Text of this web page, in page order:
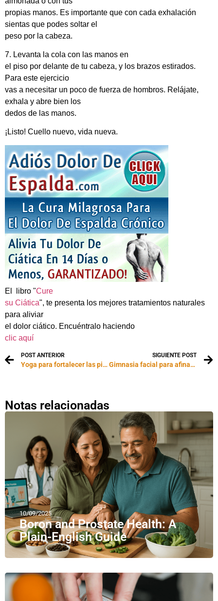
propias manos. Es importante que con cada exhalación
sientas que podes soltar el
peso por la cabeza.
7. Levanta la cola con las manos en
el piso por delante de tu cabeza, y los brazos estirados.
Para este ejercicio
vas a necesitar un poco de fuerza de hombros. Relájate,
exhala y abre bien los
dedos de las manos.
¡Listo! Cuello nuevo, vida nueva.
El libro "Cure
su Ciática", te presenta los mejores tratamientos naturales
para aliviar
el dolor ciático. Encuéntralo haciendo
clic aquí
POST ANTERIOR
Yoga para fortalecer las piernas y mejorar la digestión
SIGUIENTE POST
Gimnasia facial para afinar, estrechar y respingar la nariz
Notas relacionadas
10/09/2025
Boron and Prostate Health: A
Plain-English Guide